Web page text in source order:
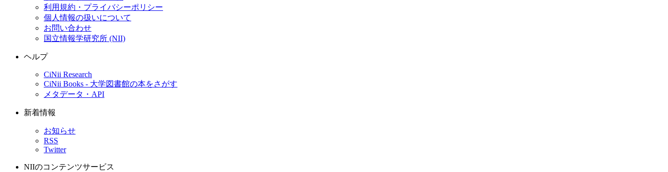
利用規約・プライバシーポリシー
個人情報の扱いについて
お問い合わせ
国立情報学研究所 (NII)
ヘルプ
CiNii Research
CiNii Books - 大学図書館の本をさがす
メタデータ・API
新着情報
お知らせ
RSS
Twitter
NIIのコンテンツサービス